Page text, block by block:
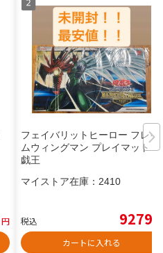
円
フェイバリットヒーロー フレイ
ムウィングマン プレイマット 遊
戯王
マイストア在庫： 2410
税込 9279
カートに入れる